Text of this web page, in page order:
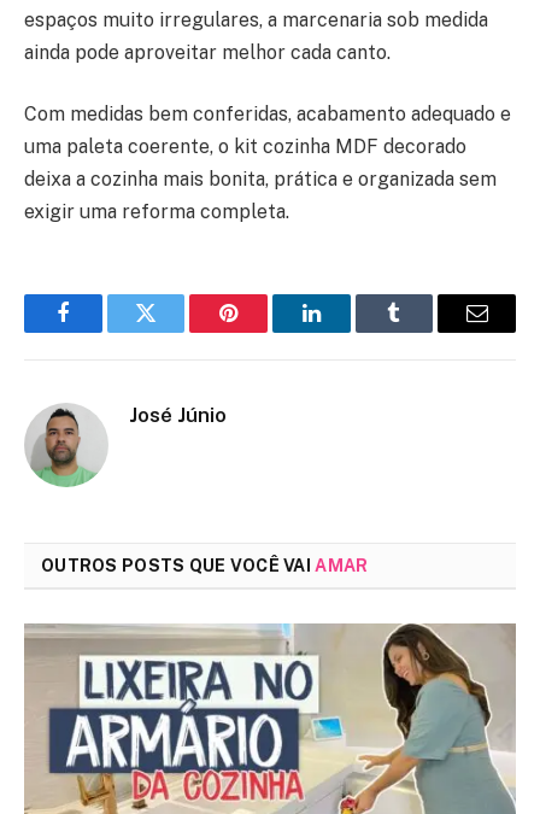
espaços muito irregulares, a marcenaria sob medida
ainda pode aproveitar melhor cada canto.
Com medidas bem conferidas, acabamento adequado e
uma paleta coerente, o kit cozinha MDF decorado
deixa a cozinha mais bonita, prática e organizada sem
exigir uma reforma completa.
FacebookTwitter Pinterest LinkedInTumblr Email
José Júnio
OUTROS POSTS QUE VOCÊ VAI AMAR